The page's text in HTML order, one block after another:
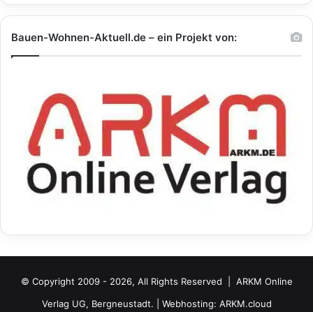
Bauen-Wohnen-Aktuell.de – ein Projekt von:
© Copyright 2009 - 2026, All Rights Reserved | ARKM Online
Verlag UG, Bergneustadt. | Webhosting: ARKM.cloud